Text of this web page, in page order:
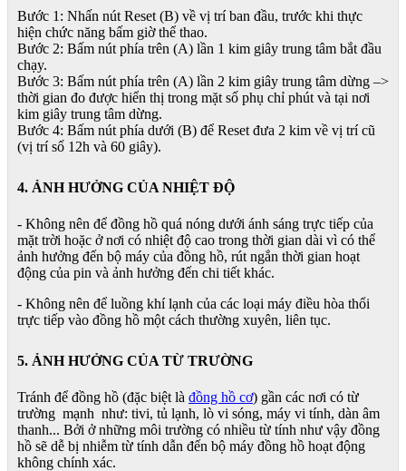
Bước 1: Nhấn nút Reset (B) về vị trí ban đầu, trước khi thực
hiện chức năng bấm giờ thể thao.
Bước 2: Bấm nút phía trên (A) lần 1 kim giây trung tâm bắt đầu
chạy.
Bước 3: Bấm nút phía trên (A) lần 2 kim giây trung tâm dừng –>
thời gian đo được hiển thị trong mặt số phụ chỉ phút và tại nơi
kim giây trung tâm dừng.
Bước 4: Bấm nút phía dưới (B) để Reset đưa 2 kim về vị trí cũ
(vị trí số 12h và 60 giây).
4. ẢNH HƯỞNG CỦA NHIỆT ĐỘ
- Không nên để đồng hồ quá nóng dưới ánh sáng trực tiếp của
mặt trời hoặc ở nơi có nhiệt độ cao trong thời gian dài vì có thể
ảnh hưởng đến bộ máy của đồng hồ, rút ngắn thời gian hoạt
động của pin và ảnh hưởng đến chi tiết khác.
- Không nên để luồng khí lạnh của các loại máy điều hòa thổi
trực tiếp vào đồng hồ một cách thường xuyên, liên tục.
5. ẢNH HƯỞNG CỦA TỪ TRƯỜNG
Tránh để đồng hồ (đặc biệt là đồng hồ cơ) gần các nơi có từ
trường mạnh như: tivi, tủ lạnh, lò vi sóng, máy vi tính, dàn âm
thanh... Bởi ở những môi trường có nhiều từ tính như vậy đồng
hồ sẽ dễ bị nhiễm từ tính dẫn đến bộ máy đồng hồ hoạt động
không chính xác.